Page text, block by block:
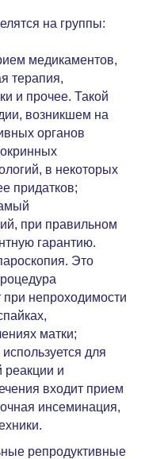
на группы:
медикаментов,
терапия,
и прочее. Такой
возникшем на
органов
в некоторых
придатков;
при правильном
гарантию.
Это
непроходимости
матки;
для
и
входит прием
инсеминация,
репродуктивные